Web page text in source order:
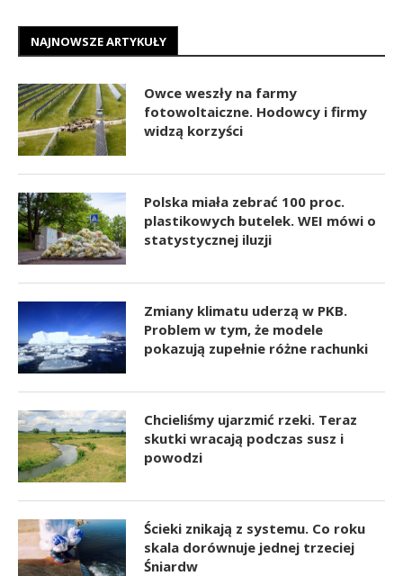
NAJNOWSZE ARTYKUŁY
Owce weszły na farmy
fotowoltaiczne. Hodowcy i firmy
widzą korzyści
Polska miała zebrać 100 proc.
plastikowych butelek. WEI mówi o
statystycznej iluzji
Zmiany klimatu uderzą w PKB.
Problem w tym, że modele
pokazują zupełnie różne rachunki
Chcieliśmy ujarzmić rzeki. Teraz
skutki wracają podczas susz i
powodzi
Ścieki znikają z systemu. Co roku
skala dorównuje jednej trzeciej
Śniardw